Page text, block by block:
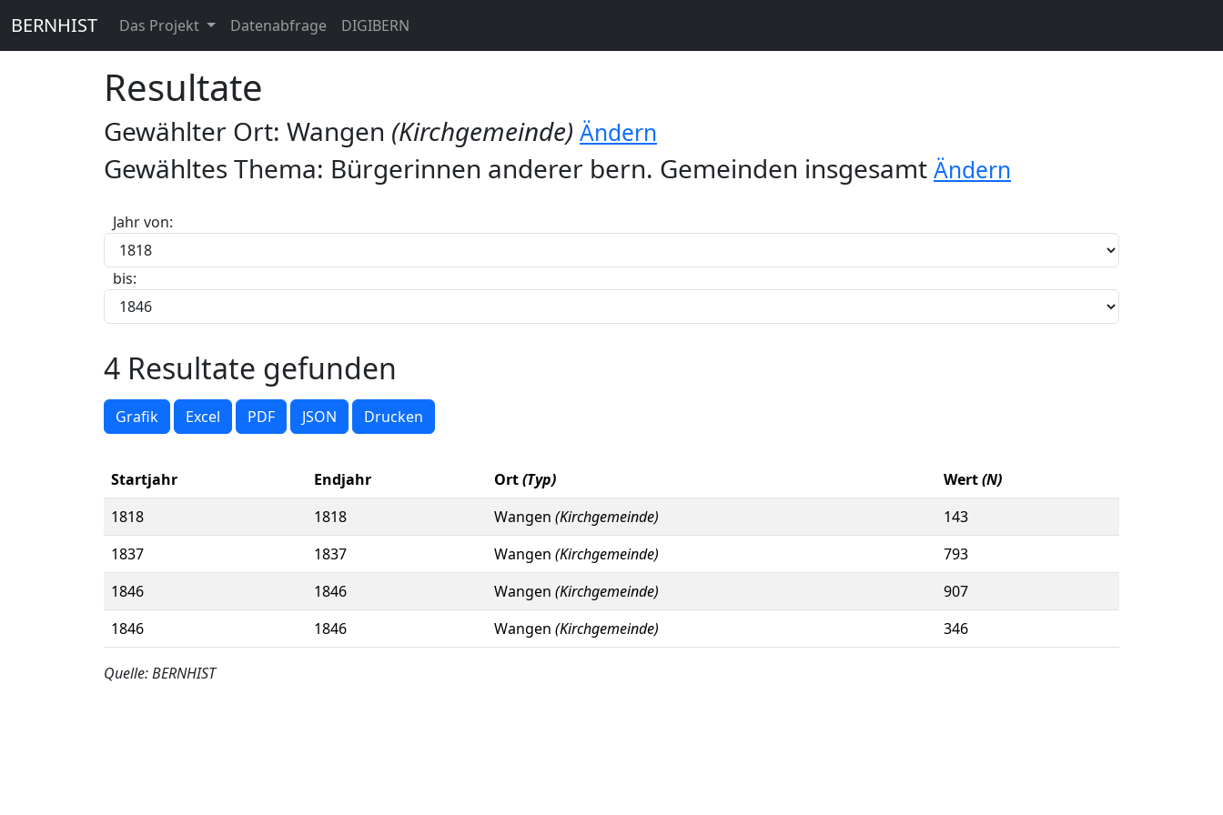
BERNHIST Das Projekt Datenabfrage DIGIBERN
Resultate
Gewählter Ort: Wangen (Kirchgemeinde) Ändern
Gewähltes Thema: Bürgerinnen anderer bern. Gemeinden insgesamt Ändern
Jahr von:
bis:
4 Resultate gefunden
Grafik Excel PDF JSON Drucken
Startjahr Endjahr Ort(Typ) Wert(N)
1818
1818 Wangen (Kirchgemeinde)
143
1837
1837 Wangen (Kirchgemeinde)
793
1846
1846 Wangen (Kirchgemeinde)
907
1846
1846 Wangen (Kirchgemeinde) 346
Quelle: BERNHIST